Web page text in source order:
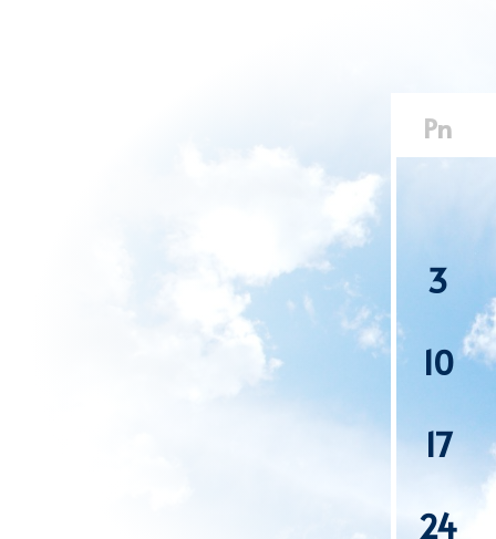
Pn
3
10
17
24